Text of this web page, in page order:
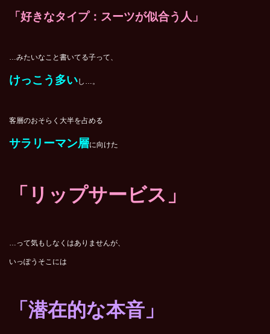
「好きなタイプ：スーツが似合う人」
…みたいなこと書いてる子って、
けっこう多いし…。
客層のおそらく大半を占める
サラリーマン層に向けた
「リップサービス」
…って気もしなくはありませんが、
いっぽうそこには
「潜在的な本音」